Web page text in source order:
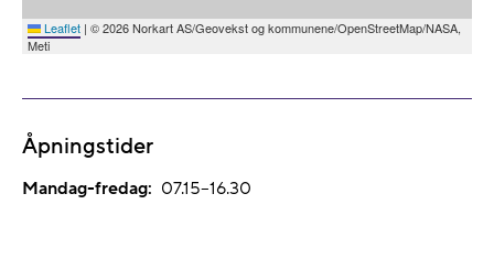
Leaflet | © 2026 Norkart AS/Geovekst og kommunene/OpenStreetMap/NASA,
Meti
Åpningstider
Mandag-fredag: 07.15–16.30